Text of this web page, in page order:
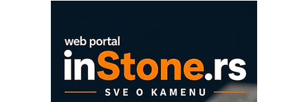
OBO sistemi mrežastih nosača kablova
Proizvodnja iC7 Hybrid 1500 VDC
mrežnog pretvarača sa tečnim
hlađenjem